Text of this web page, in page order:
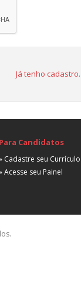
Já tenho
Para Candidatos
Cadastre seu Currículo
Acesse seu Painel